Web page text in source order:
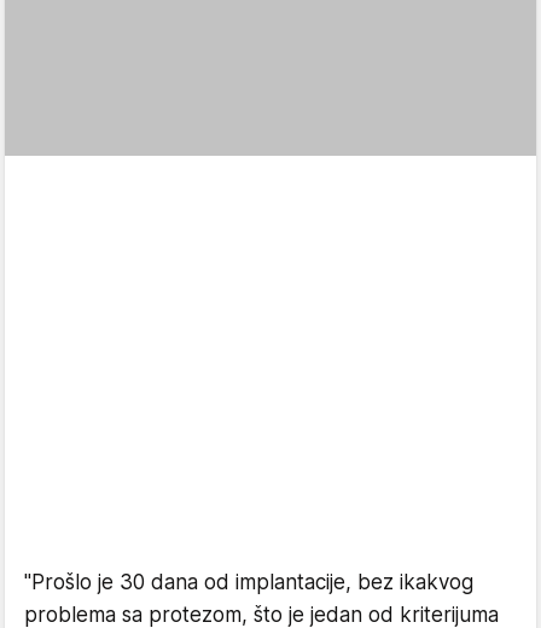
"Prošlo je 30 dana od implantacije, bez ikakvog
problema sa protezom, što je jedan od kriterijuma